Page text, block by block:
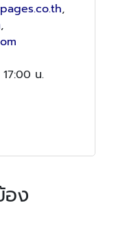
,
,
น.
อง